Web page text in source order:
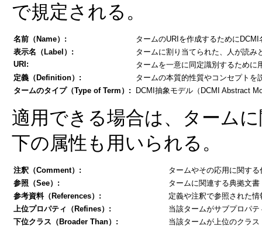
で規定される。
名前（Name）:
タームのURIを作成するために
表示名（Label）:
タームに割り当てられた、人が読み
URI:
タームを一意に同定識別するために
定義（Definition）:
タームの本質的性質やコンセプトを
タームのタイプ（Type of Term）:
DCMI抽象モデル（DCMI Abstract
適用できる場合は、ターム
下の属性も用いられる。
注釈（Comment）:
タームやその応用に関す
参照（See）:
タームに関連する典拠文
参考資料（References）:
定義や注釈で参照された情
上位プロパティ（Refines）:
当該タームがサブプロパ
下位クラス（Broader Than）:
当該タームが上位のクラ